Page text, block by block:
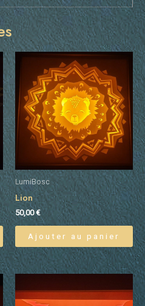
LumiBosc
Lion
50,00€
Ajouter au panier